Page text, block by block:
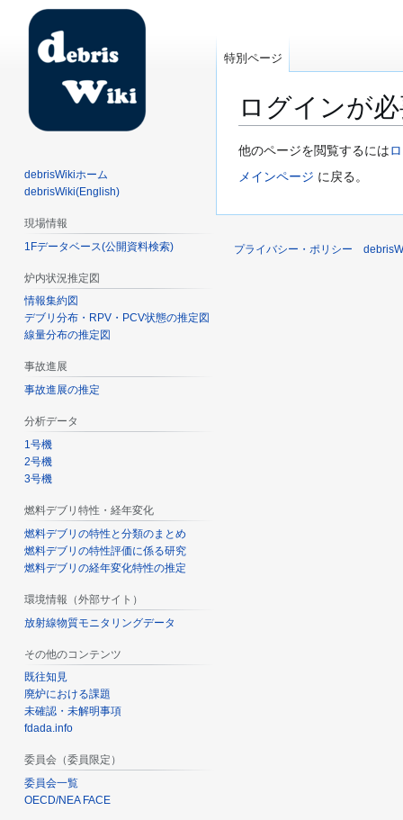
ログインが
ナ
ビ
ョ
検
索
他のページを閲覧するには
メインページ に戻る。
特別ページ
debrisWikiホーム
debrisWiki(English)
現場情報
1Fデータベース(公開資料検索)
炉内状況推定図
情報集約図
デブリ分布・RPV・PCV状態の推定図
線量分布の推定図
事故進展
事故進展の推定
分析データ
1号機
2号機
3号機
燃料デブリ特性・経年変化
燃料デブリの特性と分類のまとめ
燃料デブリの特性評価に係る研究
燃料デブリの経年変化特性の推定
環境情報（外部サイト）
放射線物質モニタリングデータ
その他のコンテンツ
既往知見
廃炉における課題
未確認・未解明事項
fdada.info
委員会（委員限定）
委員会一覧
OECD/NEA FACE
プライバシー・ポリシー